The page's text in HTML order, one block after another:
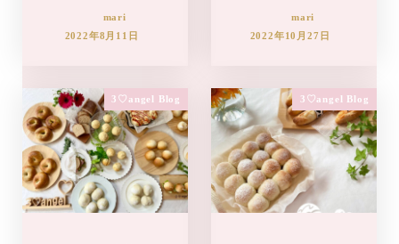
mari
2022年8月11日
mari
2022年10月27日
3♡angel Blog 3♡angel Blog